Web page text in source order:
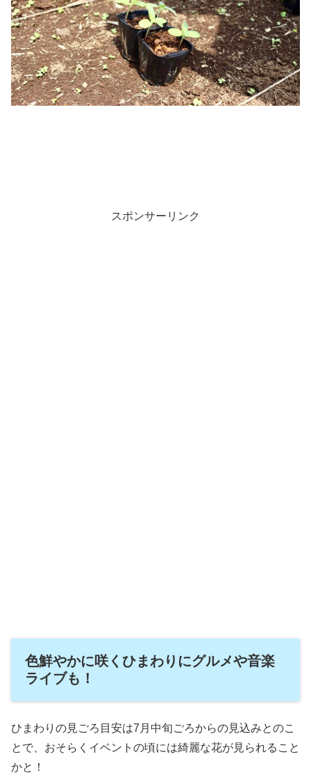
スポンサーリンク
色鮮やかに咲くひまわりにグルメや音楽
ライブも！
ひまわりの見ごろ目安は7月中旬ごろからの見込みとのこ
とで、おそらくイベントの頃には綺麗な花が見られること
かと！